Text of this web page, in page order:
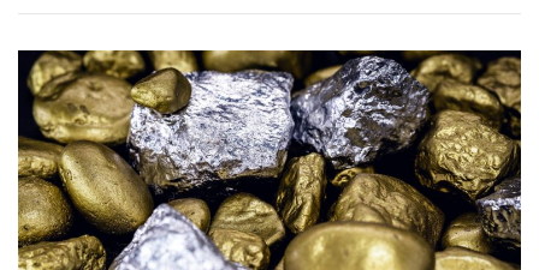
СВОЙСТВА МЕТАЛЛОВ СОРТА МЕТАЛЛОВ
СТАТЬИ